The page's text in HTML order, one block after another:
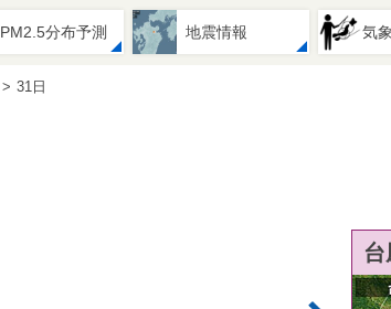
PM2.5分布予測 地震情報 気
31日